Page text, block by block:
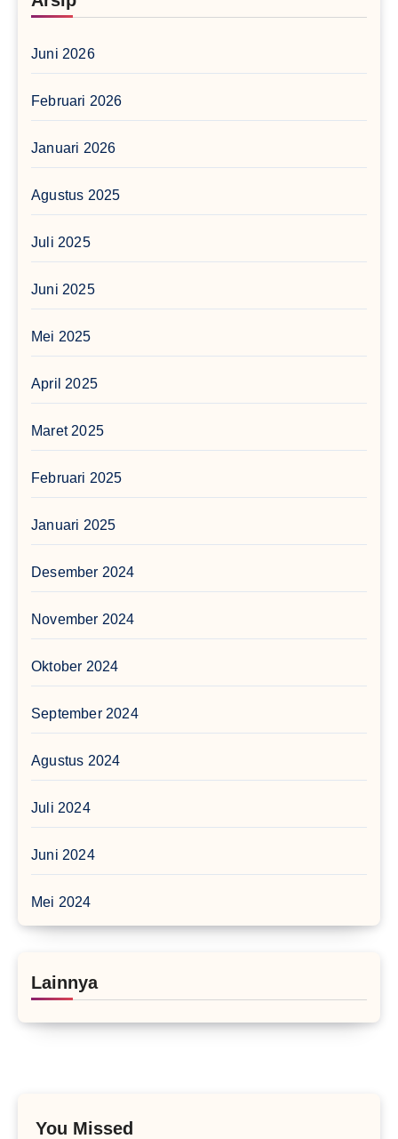
Juni 2026
Februari 2026
Januari 2026
Agustus 2025
Juli 2025
Juni 2025
Mei 2025
April 2025
Maret 2025
Februari 2025
Januari 2025
Desember 2024
November 2024
Oktober 2024
September 2024
Agustus 2024
Juli 2024
Juni 2024
Mei 2024
Lainnya
You Missed